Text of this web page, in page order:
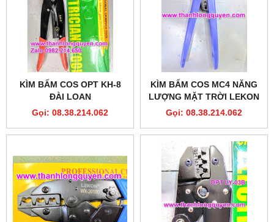
KÌM BẤM COS OPT KH-8
ĐÀI LOAN
Gọi: 08.38.214.062
KÌM BẤM COS MC4 NĂNG
LƯỢNG MẶT TRỜI LEKON
A-2546B
Gọi: 08.38.214.062